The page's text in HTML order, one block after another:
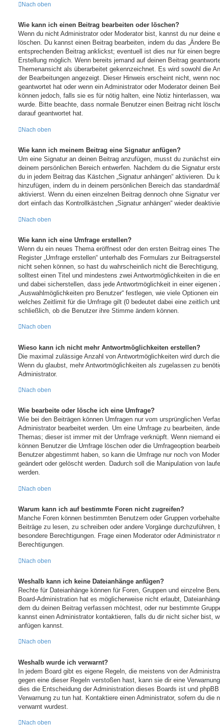
Nach oben
Wie kann ich einen Beitrag bearbeiten oder löschen?
Wenn du nicht Administrator oder Moderator bist, kannst du nur deine
löschen. Du kannst einen Beitrag bearbeiten, indem du das „Ändere
entsprechenden Beitrag anklickst; eventuell ist dies nur für einen
Erstellung möglich. Wenn bereits jemand auf deinen Beitrag
Themenansicht als überarbeitet gekennzeichnet. Es wird sowohl die
der Bearbeitungen angezeigt. Dieser Hinweis erscheint nicht, wenn
geantwortet hat oder wenn ein Administrator oder Moderator deinen
können jedoch, falls sie es für nötig halten, eine Notiz hinterlassen,
wurde. Bitte beachte, dass normale Benutzer einen Beitrag nicht
darauf geantwortet hat.
Nach oben
Wie kann ich meinem Beitrag eine Signatur anfügen?
Um eine Signatur an deinen Beitrag anzufügen, musst du zunächst
deinem persönlichen Bereich entwerfen. Nachdem du die Signatur
du in jedem Beitrag das Kästchen „Signatur anhängen“ aktivieren. Du
hinzufügen, indem du in deinem persönlichen Bereich das
aktivierst. Wenn du einen einzelnen Beitrag dennoch ohne Signatur
dort einfach das Kontrollkästchen „Signatur anhängen“ wieder
Nach oben
Wie kann ich eine Umfrage erstellen?
Wenn du ein neues Thema eröffnest oder den ersten Beitrag eines
Register „Umfrage erstellen“ unterhalb des Formulars zur
nicht sehen können, so hast du wahrscheinlich nicht die
solltest einen Titel und mindestens zwei Antwortmöglichkeiten in die
und dabei sicherstellen, dass jede Antwortmöglichkeit in einer
„Auswahlmöglichkeiten pro Benutzer“ festlegen, wie viele Optionen
welches Zeitlimit für die Umfrage gilt (0 bedeutet dabei eine zeitlich
schließlich, ob die Benutzer ihre Stimme ändern können.
Nach oben
Wieso kann ich nicht mehr Antwortmöglichkeiten erstellen?
Die maximal zulässige Anzahl von Antwortmöglichkeiten wird durch
Wenn du glaubst, mehr Antwortmöglichkeiten als zugelassen zu
Administrator.
Nach oben
Wie bearbeite oder lösche ich eine Umfrage?
Wie bei den Beiträgen können Umfragen nur vom ursprünglichen
Administrator bearbeitet werden. Um eine Umfrage zu bearbeiten,
Themas; dieser ist immer mit der Umfrage verknüpft. Wenn niemand
können Benutzer die Umfrage löschen oder die Umfrageoption
Benutzer abgestimmt haben, so kann die Umfrage nur noch von
geändert oder gelöscht werden. Dadurch soll die Manipulation von
werden.
Nach oben
Warum kann ich auf bestimmte Foren nicht zugreifen?
Manche Foren können bestimmten Benutzern oder Gruppen
Beiträge zu lesen, zu schreiben oder andere Vorgänge durchzuführen,
besondere Berechtigungen. Frage einen Moderator oder Administrator
Berechtigungen.
Nach oben
Weshalb kann ich keine Dateianhänge anfügen?
Rechte für Dateianhänge können für Foren, Gruppen und einzelne
Board-Administration hat es möglicherweise nicht erlaubt,
dem du deinen Beitrag verfassen möchtest, oder nur bestimmte
kannst einen Administrator kontaktieren, falls du dir nicht sicher bist,
anfügen kannst.
Nach oben
Weshalb wurde ich verwarnt?
In jedem Board gibt es eigene Regeln, die meistens von der
gegen eine dieser Regeln verstoßen hast, kann sie dir eine
dies die Entscheidung der Administration dieses Boards ist und
Verwarnung zu tun hat. Kontaktiere einen Administrator, sofern du die
verwarnt wurdest.
Nach oben